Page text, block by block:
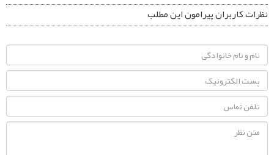
نظرات کاربران پیرامون این مطلب